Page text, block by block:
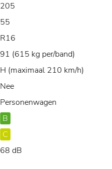
205
55
R16
91 (615 kg per/band)
H (maximaal 210 km/h)
Nee
Personenwagen
B
C
68 dB